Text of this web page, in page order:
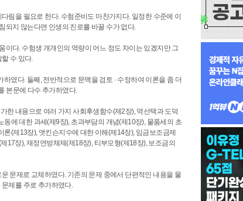
림을 필요로 한다. 수험준비도 마찬가지다. 일정한 수준에 이
되지 않는다면 인생의 진로를 바꿀 수가 없다.
다. 수험생 개개인의 역량이 어느 정도 차이는 있겠지만 그
수 있다.
였다. 둘째, 전반적으로 문맥을 검토 · 수정하여 이론을 좀 더
본문에 다수 추가하였다.
한 내용으로 여러 가지 사회후생함수(제2장), 역선택과 도덕
에 대한 과세(제9장), 초과부담의 개념(제10장), 물품세의 초
(제13장), 앳킨슨지수에 대한 이해(제14장), 임금보조금제
17장), 재정연방체제(제18장), 티부모형(제18장), 보조금의
문제로 교체하였다. 기존의 문제 중에서 단편적인 내용을 물
제를 주로 추가하였다.